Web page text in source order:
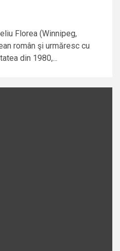
Florea (Winnipeg,
român şi urmăresc cu
din 1980,...